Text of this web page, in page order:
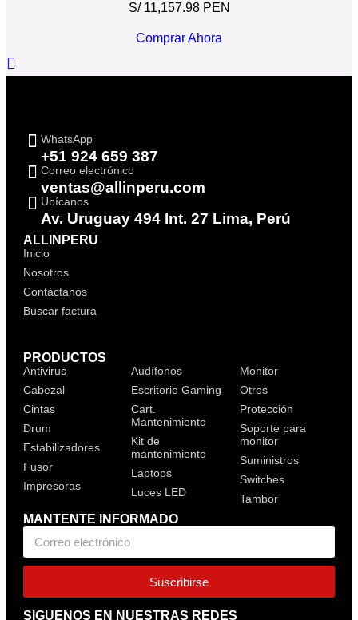
S/ 11,157.98 PEN
Comprar Ahora
WhatsApp
+51 924 659 387
Correo electrónico
ventas@allinperu.com
Ubícanos
Av. Uruguay 494 Int. 27 Lima, Perú
ALLINPERU
Inicio
Nosotros
Contáctanos
Buscar factura
PRODUCTOS
Antivirus
Cabezal
Cintas
Drum
Estabilizadores
Fusor
Impresoras
Audífonos
Escritorio Gaming
Cart.
Mantenimiento
Kit de
mantenimiento
Laptops
Luces LED
Monitor
Otros
Protección
Soporte para
monitor
Suministros
Switches
Tambor
MANTENTE INFORMADO
Suscribirse
SIGUENOS EN NUESTRAS REDES